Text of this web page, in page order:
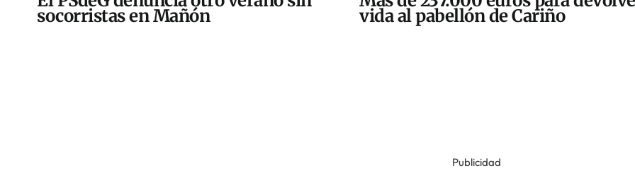
socorristas en Mañón vida al pabellón de Cariño
Publicidad